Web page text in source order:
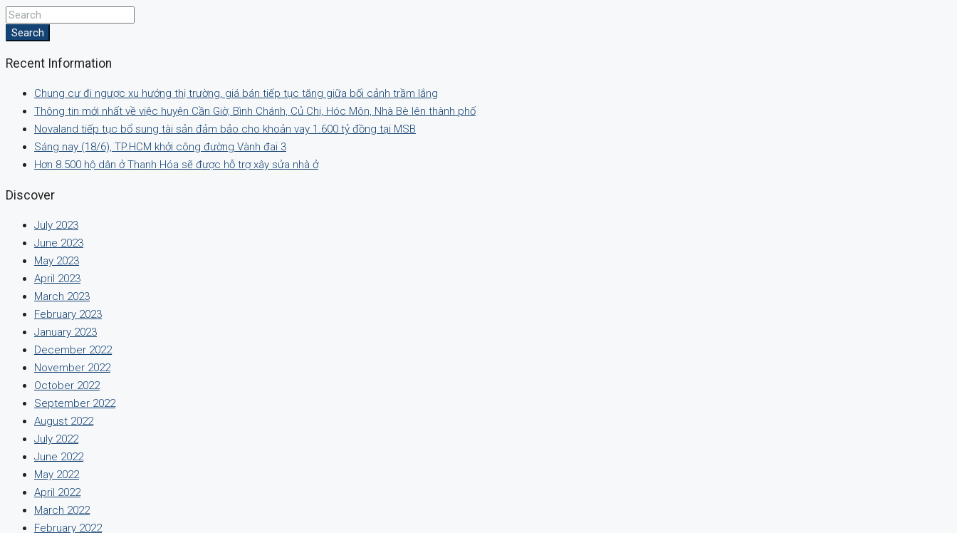
Search
Recent Information
Chung cư đi ngược xu hướng thị trường, giá bán tiếp tục tăng giữa bối cảnh trầm lắng
Thông tin mới nhất về việc huyện Cần Giờ, Bình Chánh, Củ Chi, Hóc Môn, Nhà Bè lên thành phố
Novaland tiếp tục bổ sung tài sản đảm bảo cho khoản vay 1.600 tỷ đồng tại MSB
Sáng nay (18/6), TP.HCM khởi công đường Vành đai 3
Hơn 8.500 hộ dân ở Thanh Hóa sẽ được hỗ trợ xây sửa nhà ở
Discover
July 2023
June 2023
May 2023
April 2023
March 2023
February 2023
January 2023
December 2022
November 2022
October 2022
September 2022
August 2022
July 2022
June 2022
May 2022
April 2022
March 2022
February 2022